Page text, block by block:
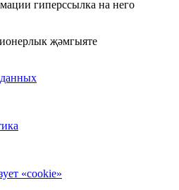
гиперссылка на него
җәмгыяте
«cookie»